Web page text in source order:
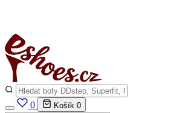
0 Košík 0